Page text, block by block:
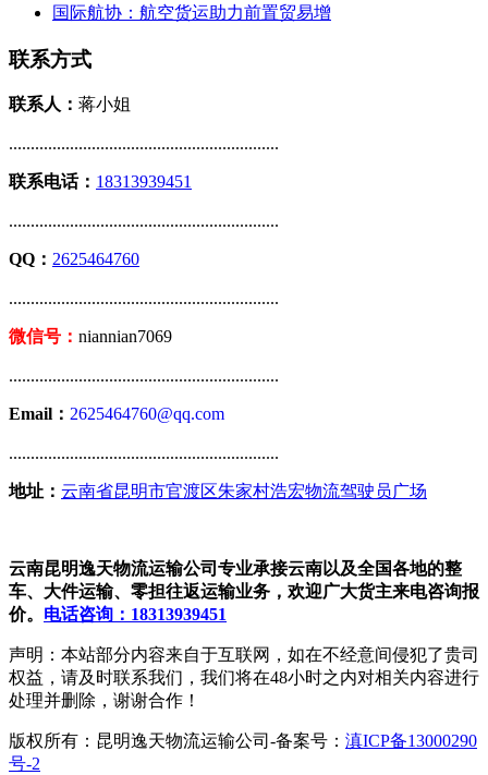
国际航协：航空货运助力前置贸易增
联系方式
联系人： 蒋小姐
..............................................................
联系电话： 18313939451
..............................................................
QQ： 2625464760
..............................................................
微信号： niannian7069
..............................................................
Email： 2625464760@qq.com
..............................................................
地址： 云南省昆明市官渡区朱家村浩宏物流驾驶员广场
云南昆明逸天物流运输公司专业承接云南以及全国各地的整
车、大件运输、零担往返运输业务，欢迎广大货主来电咨询报
价。 电话咨询：18313939451
声明：本站部分内容来自于互联网，如在不经意间侵犯了贵司
权益，请及时联系我们，我们将在48小时之内对相关内容进行
处理并删除，谢谢合作！
版权所有：昆明逸天物流运输公司-备案号： 滇ICP备13000290
号-2